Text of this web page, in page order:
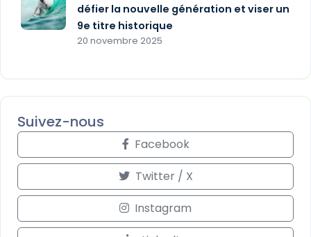
défier la nouvelle génération et viser un
9e titre historique
20 novembre 2025
Suivez-nous
Facebook
Twitter / X
Instagram